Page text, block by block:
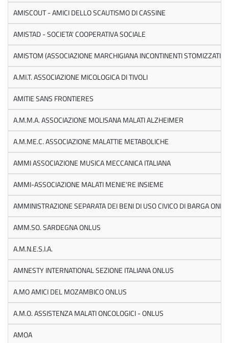
AMISCOUT - AMICI DELLO SCAUTISMO DI CASSINE
AMISTAD - SOCIETA' COOPERATIVA SOCIALE
AMISTOM (ASSOCIAZIONE MARCHIGIANA INCONTINENTI STOMIZZATI)
A.MI.T. ASSOCIAZIONE MICOLOGICA DI TIVOLI
AMITIE SANS FRONTIERES
A.M.M.A. ASSOCIAZIONE MOLISANA MALATI ALZHEIMER
A.M.ME.C. ASSOCIAZIONE MALATTIE METABOLICHE
AMMI ASSOCIAZIONE MUSICA MECCANICA ITALIANA
AMMI-ASSOCIAZIONE MALATI MENIE'RE INSIEME
AMMINISTRAZIONE SEPARATA DEI BENI DI USO CIVICO DI BARGA
AMM.SO. SARDEGNA ONLUS
A.M.N.E.S.I.A.
AMNESTY INTERNATIONAL SEZIONE ITALIANA ONLUS
A.MO AMICI DEL MOZAMBICO ONLUS
A.M.O. ASSISTENZA MALATI ONCOLOGICI - ONLUS
AMOA